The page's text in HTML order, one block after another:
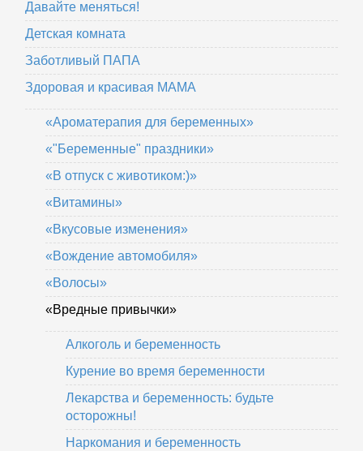
Давайте меняться!
Детская комната
Заботливый ПАПА
Здоровая и красивая МАМА
«Ароматерапия для беременных»
«"Беременные" праздники»
«В отпуск с животиком:)»
«Витамины»
«Вкусовые изменения»
«Вождение автомобиля»
«Волосы»
«Вредные привычки»
Алкоголь и беременность
Курение во время беременности
Лекарства и беременность: будьте
осторожны!
Наркомания и беременность